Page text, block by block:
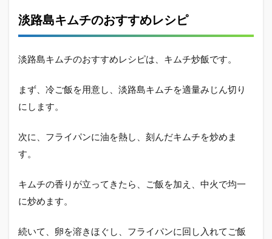
淡路島キムチのおすすめレシピ
淡路島キムチのおすすめレシピは、キムチ炒飯です。
まず、冷ご飯を用意し、淡路島キムチを適量みじん切り
にします。
次に、フライパンに油を熱し、刻んだキムチを炒めま
す。
キムチの香りが立ってきたら、ご飯を加え、中火で均一
に炒めます。
続いて、卵を溶きほぐし、フライパンに回し入れてご飯